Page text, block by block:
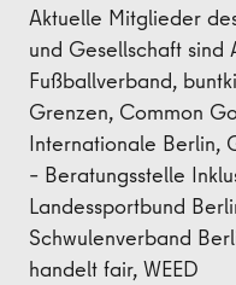
Aktuelle Mitglieder
und Gesellschaft sind
Fußballverband,
Grenzen, Common
Internationale Berlin,
– Beratungsstelle
Landessportbund
Schwulenverband
handelt fair, WEED